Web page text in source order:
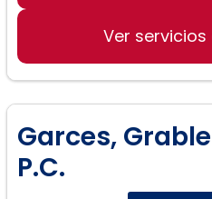
Ver
Garces,
P.C.